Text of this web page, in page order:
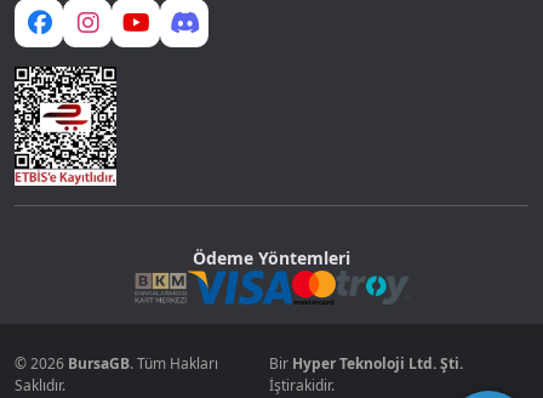
Ödeme Yöntemleri
© 2026 BursaGB. Tüm Hakları
Saklıdır.
Bir Hyper Teknoloji Ltd. Şti.
İştirakidir.